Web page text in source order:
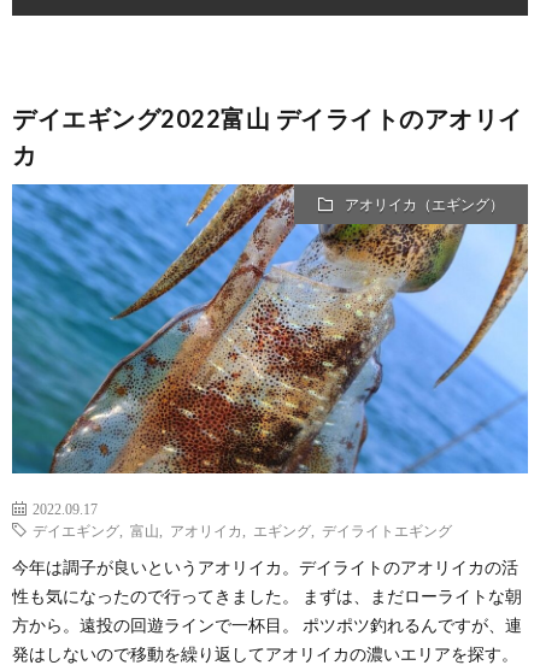
デイエギング2022富山 デイライトのアオリイ
カ
アオリイカ（エギング）
2022.09.17
デイエギング
富山 アオリイカ エギング デイライトエギング
今年は調子が良いというアオリイカ。デイライトのアオリイカの活
性も気になったので行ってきました。 まずは、まだローライトな朝
方から。遠投の回遊ラインで一杯目。 ポツポツ釣れるんですが、連
発はしないので移動を繰り返してアオリイカの濃いエリアを探す。